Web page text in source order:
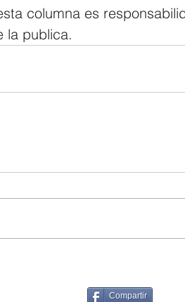
columna es
la publica.
Compartir